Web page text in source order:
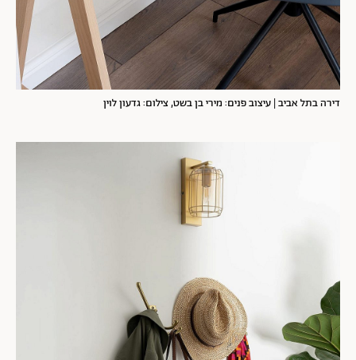
דירה בתל אביב | עיצוב פנים: מירי בן בשט, צילום: גדעון לוין